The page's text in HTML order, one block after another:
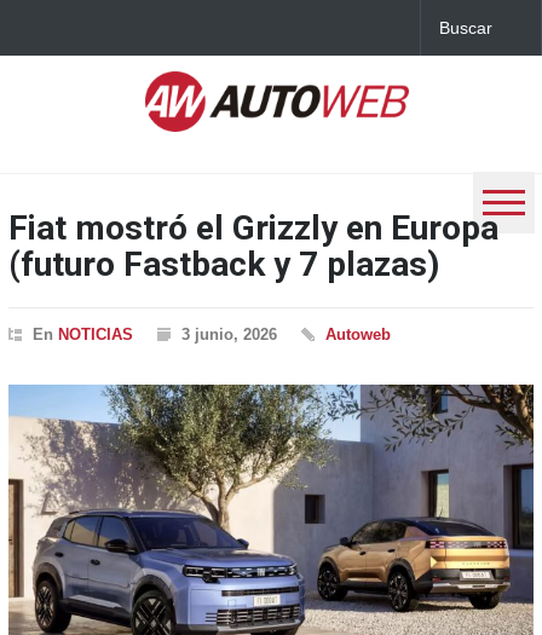
Fiat mostró el Grizzly en Europa
(futuro Fastback y 7 plazas)
En NOTICIAS 3 junio, 2026 Autoweb